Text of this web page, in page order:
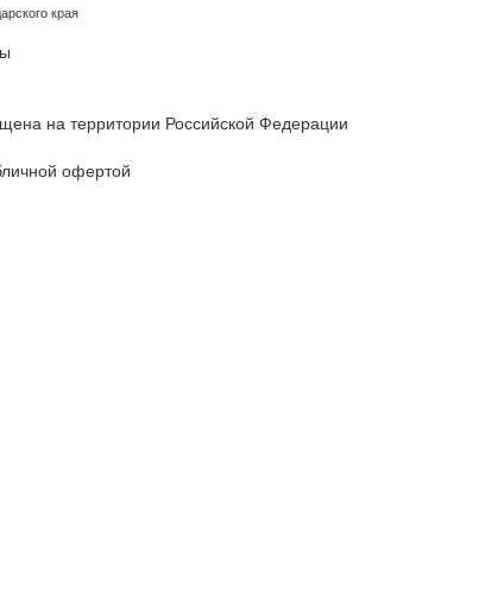
края
на территории Российской Федерации
офертой